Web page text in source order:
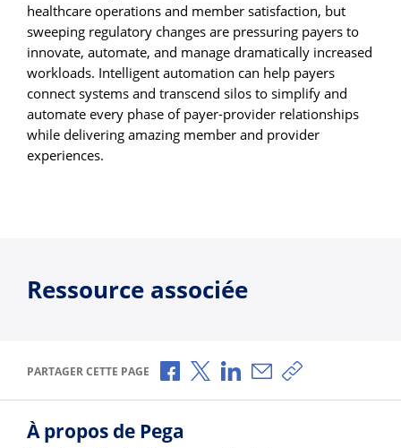
healthcare operations and member satisfaction, but
sweeping regulatory changes are pressuring payers to
innovate, automate, and manage dramatically increased
workloads. Intelligent automation can help payers
connect systems and transcend silos to simplify and
automate every phase of payer-provider relationships
while delivering amazing member and provider
experiences.
Ressource associée
PARTAGER CETTE PAGE Partager via Facebook
Partager via X
Partager via LinkedIn
Partager par e-mail
Copier le lien
À propos de Pega